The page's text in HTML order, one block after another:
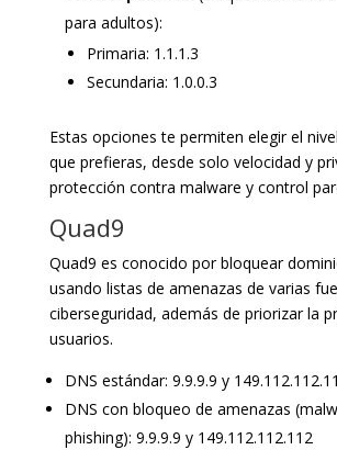
para adultos):
Primaria: 1.1.1.3
Secundaria: 1.0.0.3
Estas opciones te permiten elegir el
que prefieras, desde solo velocidad y
protección contra malware y control
Quad9
Quad9 es conocido por bloquear
usando listas de amenazas de varias
ciberseguridad, además de priorizar la
usuarios.
DNS estándar: 9.9.9.9 y
DNS con bloqueo de amenazas
phishing): 9.9.9.9 y 149.112.112.112